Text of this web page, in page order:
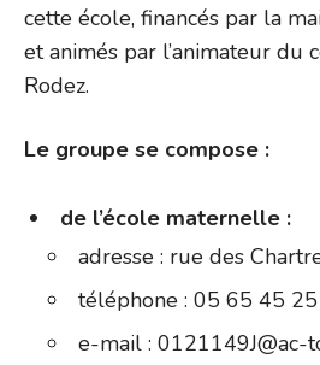
cette école, financés par la
et animés par l’animateur du
Rodez.
Le groupe se compose :
de l’école maternelle :
adresse : rue des
téléphone : 05 65 45
e-mail : 0121149J@ac-